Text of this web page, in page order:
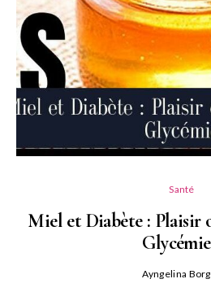
Santé
Miel et Diabète : Plaisir
Ayngelina